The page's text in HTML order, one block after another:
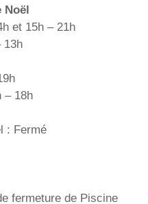
Noël
et 15h – 21h
13h
– 18h
: Fermé
fermeture de Piscine